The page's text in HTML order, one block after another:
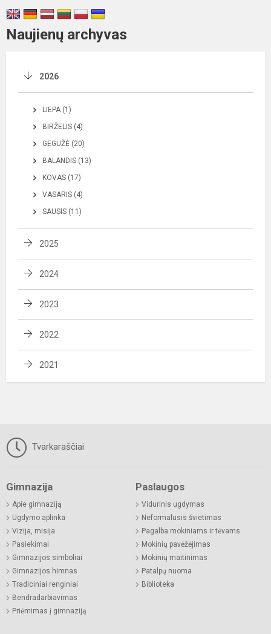
Naujienų archyvas
2026
LIEPA (1)
BIRŽELIS (4)
GEGUŽĖ (20)
BALANDIS (13)
KOVAS (17)
VASARIS (4)
SAUSIS (11)
2025
2024
2023
2022
2021
Tvarkaraščiai
Gimnazija
Apie gimnaziją
Ugdymo aplinka
Vizija, misija
Pasiekimai
Gimnazijos simboliai
Gimnazijos himnas
Tradiciniai renginiai
Bendradarbiavimas
Priėmimas į gimnaziją
Paslaugos
Vidurinis ugdymas
Neformalusis švietimas
Pagalba mokiniams ir tėvams
Mokinių pavėžėjimas
Mokinių maitinimas
Patalpų nuoma
Biblioteka